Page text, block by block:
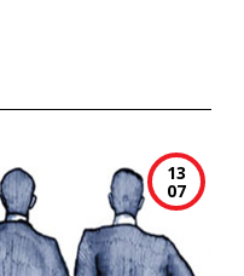
13
07